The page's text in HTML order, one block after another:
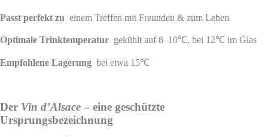
Passt perfekt zu einem Treffen mit Freunden & zum Leben
Optimale Trinktemperatur gekühlt auf 8–10℃, bei 12℃ im Glas
Empfohlene Lagerung bei etwa 15℃
Der Vin d’Alsace – eine geschützte
Ursprungsbezeichnung